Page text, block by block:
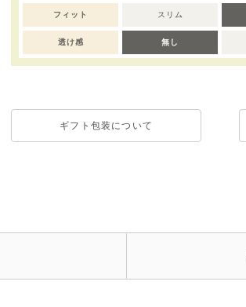
フィット スリム
透け感 無し
ギフト包装について